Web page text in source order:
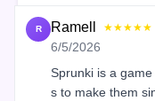
R Ramell ★★★★★
6/5/2026
Sprunki is a
s to make them